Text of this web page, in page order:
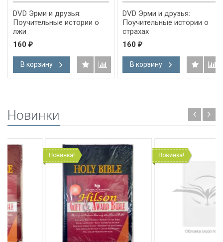
DVD Эрми и друзья:
Поучительные истории о
лжи
160 ₽
В корзину
DVD Эрми и друзья:
Поучительные истории о
страхах
160 ₽
В корзину
Новинки
Новинка! Новинка!